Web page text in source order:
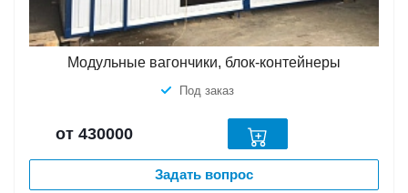
Модульные вагончики, блок-контейнеры
Под заказ
от 430000
Задать вопрос